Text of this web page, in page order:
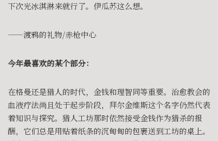
下次光冰淇淋来就行了。伊瓜苏这么想。
——渡鸦的礼物/赤枪中心
今年最喜欢的某个部分：
在格曼还是猎人的时代，金钱和理智同等重要。治愈教会的
血液疗法尚且处于起步阶段，拜尔金维斯这个名字仍然代表
着知识与探究。猎人工坊那时依然接受金钱作为猎杀的报
酬，它们总是用贴着纸条的沉甸甸的包裹送到工坊的桌上。